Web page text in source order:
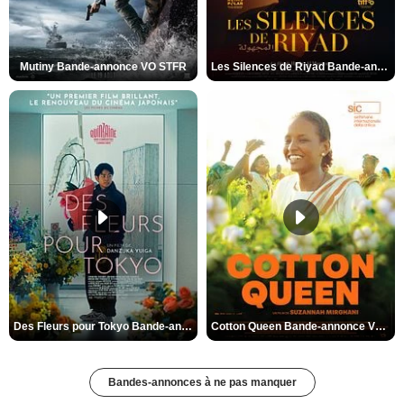
Mutiny Bande-annonce VO STFR Les Silences de Riyad Bande-annonce VO STFR
Des Fleurs pour Tokyo Bande-annonce VO STFR Cotton Queen Bande-annonce VO STFR
Bandes-annonces à ne pas manquer